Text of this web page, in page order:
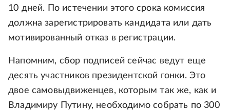
10 дней. По истечении этого срока комиссия
должна зарегистрировать кандидата или дать
мотивированный отказ в регистрации.
Напомним, сбор подписей сейчас ведут еще
десять участников президентской гонки. Это
двое самовыдвиженцев, которым так же, как и
Владимиру Путину, необходимо собрать по 300